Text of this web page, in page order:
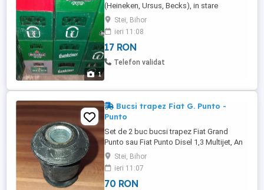
1
(Heineken, Ursus, Becks), in stare
perfecta.
Stei, Bihor
ieri 11:08
17 RON
Telefon validat
Bucsi trapez Fiat G. Punto -
Punto
Set de 2 buc bucsi trapez Fiat Grand
Punto sau Fiat Punto Disel 1,3 Multijet, An
fabricatie 2000 - 2012 Producator DELPHI
Stei, Bihor
ieri 11:07
70 RON